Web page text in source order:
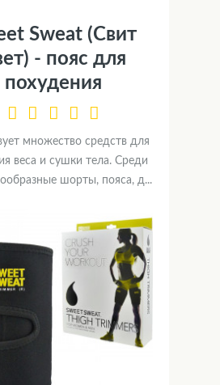
Sweat (Свит
- пояс для
похудения
множество средств для
веса и сушки тела. Среди
шорты, пояса, д...